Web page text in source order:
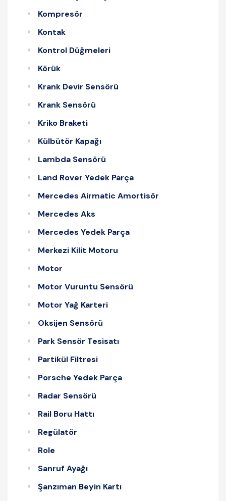
Kompresör
Kontak
Kontrol Düğmeleri
Körük
Krank Devir Sensörü
Krank Sensörü
Kriko Braketi
Külbütör Kapağı
Lambda Sensörü
Land Rover Yedek Parça
Mercedes Airmatic Amortisör
Mercedes Aks
Mercedes Yedek Parça
Merkezi Kilit Motoru
Motor
Motor Vuruntu Sensörü
Motor Yağ Karteri
Oksijen Sensörü
Park Sensör Tesisatı
Partikül Filtresi
Porsche Yedek Parça
Radar Sensörü
Rail Boru Hattı
Regülatör
Role
Sanruf Ayağı
Şanzıman Beyin Kartı